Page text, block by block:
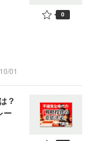
01
0
？
ー